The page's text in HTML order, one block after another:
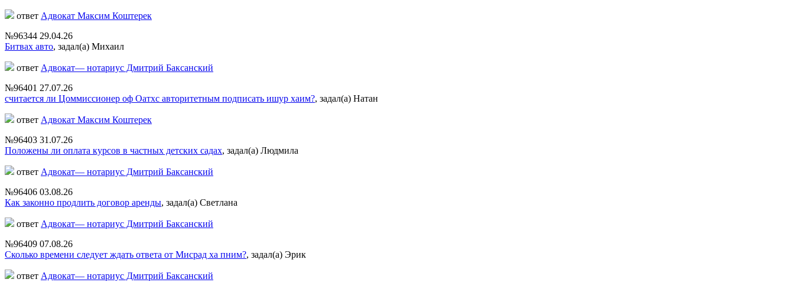
ответ Адвокат Максим Коштерек
№96344 29.04.26
Битвах авто, задал(а) Михаил
ответ Адвокат— нотариус Дмитрий Баксанский
№96401 27.07.26
считается ли Цоммиссионер оф Оатхс авторитетным подписать ишур хаим?, задал(а) Натан
ответ Адвокат Максим Коштерек
№96403 31.07.26
Положены ли оплата курсов в частных детских садах, задал(а) Людмила
ответ Адвокат— нотариус Дмитрий Баксанский
№96406 03.08.26
Как законно продлить договор аренды, задал(а) Светлана
ответ Адвокат— нотариус Дмитрий Баксанский
№96409 07.08.26
Сколько времени следует ждать ответа от Мисрад ха пним?, задал(а) Эрик
ответ Адвокат— нотариус Дмитрий Баксанский